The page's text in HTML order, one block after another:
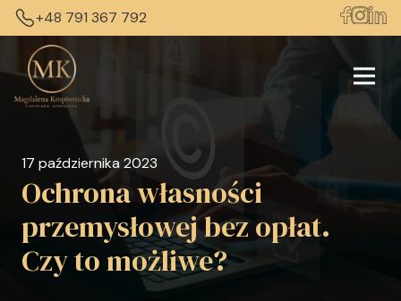
+48 791 367 792
17 października 2023
Ochrona własności
przemysłowej bez opłat.
Czy to możliwe?